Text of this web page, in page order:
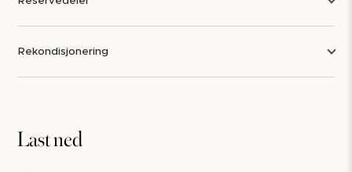
Rekondisjonering
Last ned